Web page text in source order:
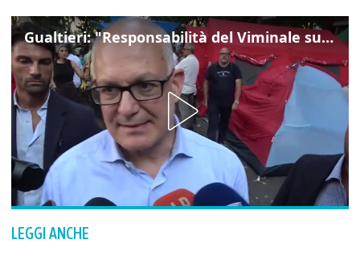
Gualtieri: "Responsabilità del Viminale su Spin Time? La posizione dei partiti è nota"
LEGGI ANCHE